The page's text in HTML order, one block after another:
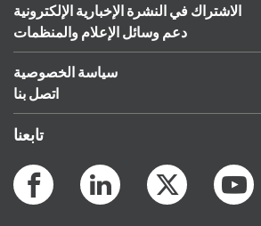
الاشتراك في النشرة الإخبارية الإلكترونية
دعم وسائل الإعلام والمنظمات
سياسة الخصوصية
اتصل بنا
تابعنا